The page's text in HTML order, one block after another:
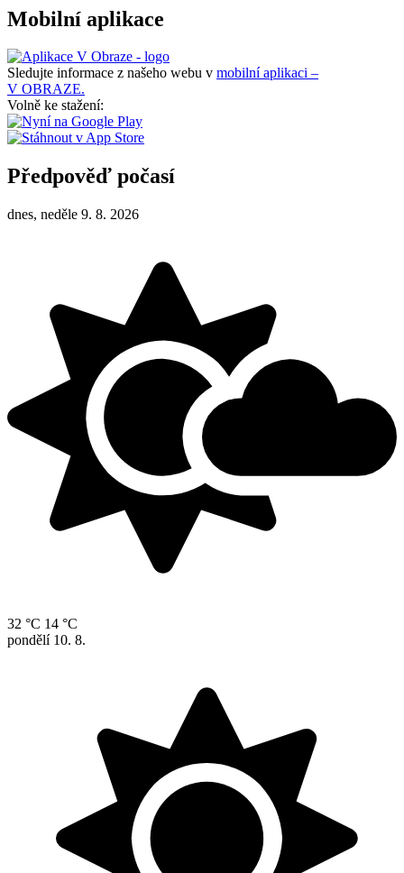
Mobilní aplikace
Sledujte informace z našeho webu v mobilní aplikaci –
V OBRAZE.
Volně ke stažení:
Předpověď počasí
dnes, neděle 9. 8. 2026
32 °C 14 °C
pondělí 10. 8.